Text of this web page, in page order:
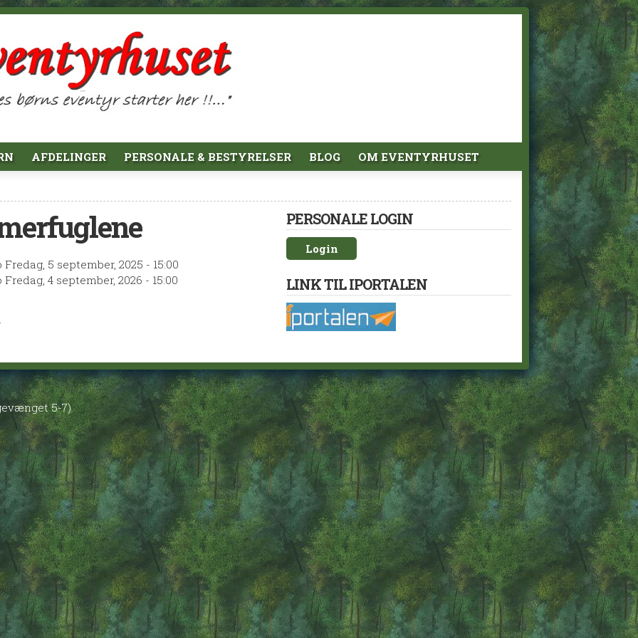
AFDELINGER PERSONALE & BESTYRELSER BLOG OM EVENTYRHUSET
Fredag, 5 september, 2025 - 15:00
Fredag, 4 september, 2026 - 15:00
PERSONALE LOGIN
Login
LINK TIL IPORTALEN
5-7)